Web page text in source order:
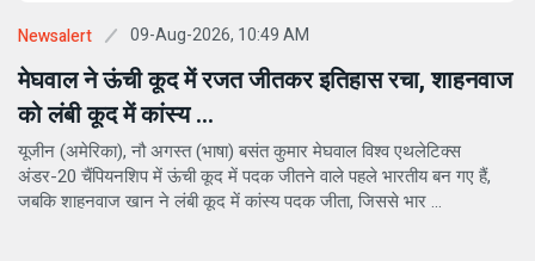
Newsalert 09-Aug-2026, 10:49 AM
मेघवाल ने ऊंची कूद में रजत जीतकर इतिहास रचा, शाहनवाज
को लंबी कूद में कांस्य ...
यूजीन (अमेरिका), नौ अगस्त (भाषा) बसंत कुमार मेघवाल विश्व एथलेटिक्स
अंडर-20 चैंपियनशिप में ऊंची कूद में पदक जीतने वाले पहले भारतीय बन गए हैं,
जबकि शाहनवाज खान ने लंबी कूद में कांस्य पदक जीता, जिससे भार ...